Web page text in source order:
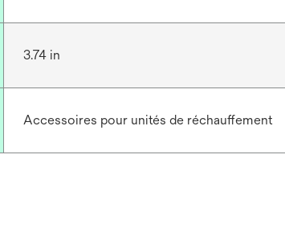
3.74 in
Accessoires pour unités de réchauffement